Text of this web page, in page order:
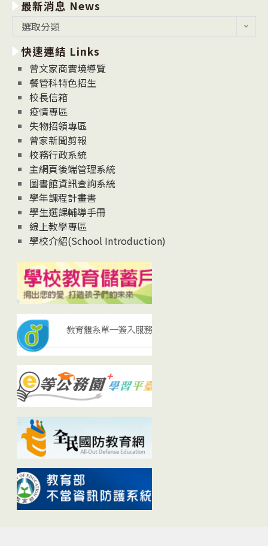
最新消息 News
消
息
News
選取分類
快速連結 Links
曾文家商實境導覽
餐管科特色招生
校長信箱
疫情專區
失物招領專區
曾家新聞剪報
校務行政系統
主網頁後端管理系統
圖書館資訊查詢系統
學年課程計畫書
學生選課輔導手冊
線上教學專區
學校介紹(School Introduction)